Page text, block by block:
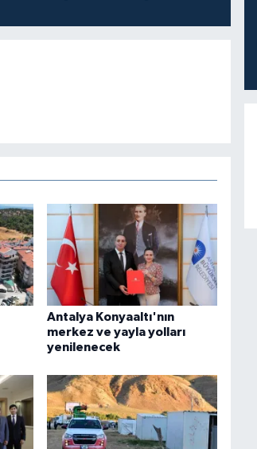
Antalya Konyaaltı'nın
merkez ve yayla yolları
yenilenecek